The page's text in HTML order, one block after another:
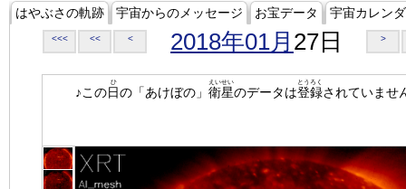
はやぶさの軌跡 宇宙からのメッセージ お宝データ 宇宙カレン
<<< << < 2018年01月 27日 >
♪この日
ひ
の「あけぼの」 衛星
えいせい
のデータは登録
とうろく
されていませ